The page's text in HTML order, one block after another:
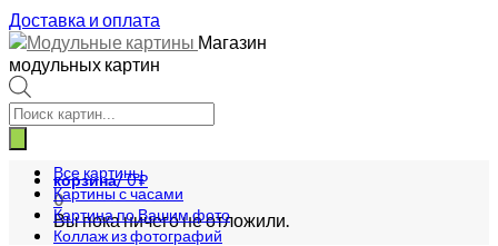
Доставка и оплата
Магазин
модульных картин
Поиск
товаров
корзина/0₽
0
Вы пока ничего не отложили.
Все картины
Картины с часами
Картина по Вашим фото
Коллаж из фотографий